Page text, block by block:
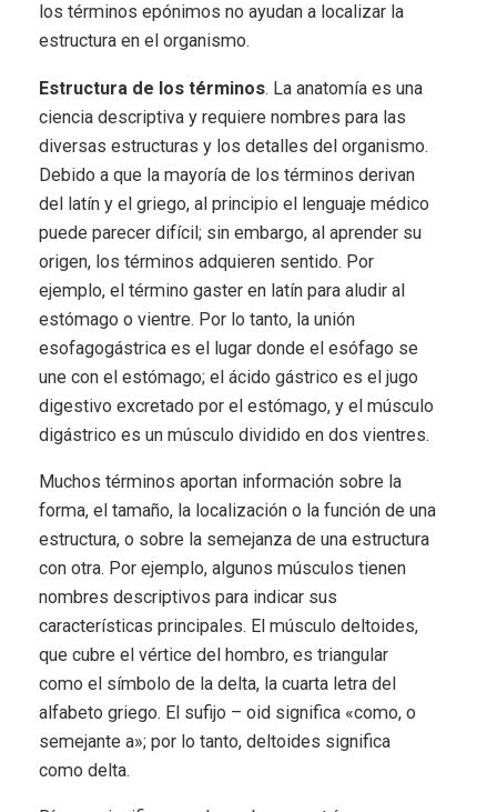
los términos epónimos no ayudan a localizar la
estructura en el organismo.
Estructura de los términos. La anatomía es una
ciencia descriptiva y requiere nombres para las
diversas estructuras y los detalles del organismo.
Debido a que la mayoría de los términos derivan
del latín y el griego, al principio el lenguaje médico
puede parecer difícil; sin embargo, al aprender su
origen, los términos adquieren sentido. Por
ejemplo, el término gaster en latín para aludir al
estómago o vientre. Por lo tanto, la unión
esofagogástrica es el lugar donde el esófago se
une con el estómago; el ácido gástrico es el jugo
digestivo excretado por el estómago, y el músculo
digástrico es un músculo dividido en dos vientres.
Muchos términos aportan información sobre la
forma, el tamaño, la localización o la función de una
estructura, o sobre la semejanza de una estructura
con otra. Por ejemplo, algunos músculos tienen
nombres descriptivos para indicar sus
características principales. El músculo deltoides,
que cubre el vértice del hombro, es triangular
como el símbolo de la delta, la cuarta letra del
alfabeto griego. El sufijo – oid significa «como, o
semejante a»; por lo tanto, deltoides significa
como delta.